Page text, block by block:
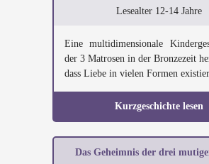
Lesealter 12-14 Jahre
Eine multidimensionale
der 3 Matrosen in der Bronzezeit
dass Liebe in vielen Formen
Kurzgeschichte lesen
Das Geheimnis der drei